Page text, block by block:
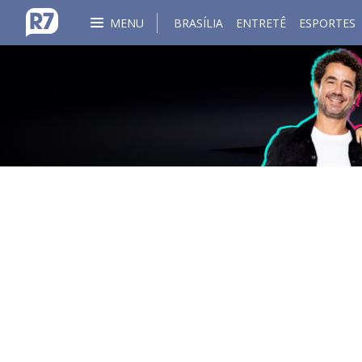
MENU BRASÍLIA ENTRETÊ ESPORTES